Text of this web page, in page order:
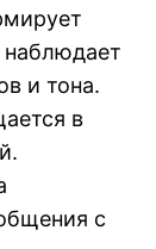
и тона.
в
с